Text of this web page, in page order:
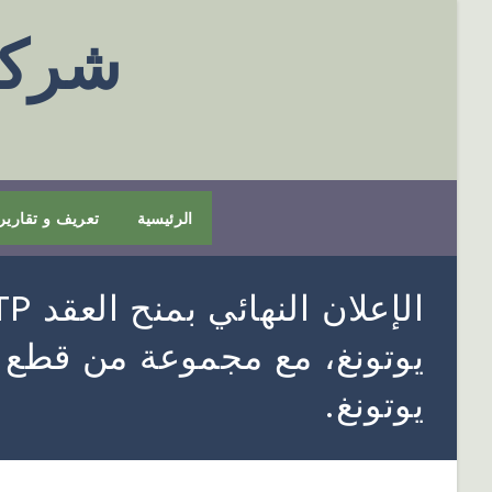
الرئيسية تعريف و تقارير
يوتونغ، مع مجموعة من قطع
يوتونغ.